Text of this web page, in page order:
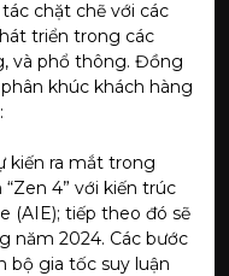
chặt chẽ với các
triển trong các
và phổ thông. Đồng
khúc khách hàng
kiến ra mắt trong
4” với kiến trúc
(AIE); tiếp theo đó sẽ
năm 2024. Các bước
bộ gia tốc suy luận